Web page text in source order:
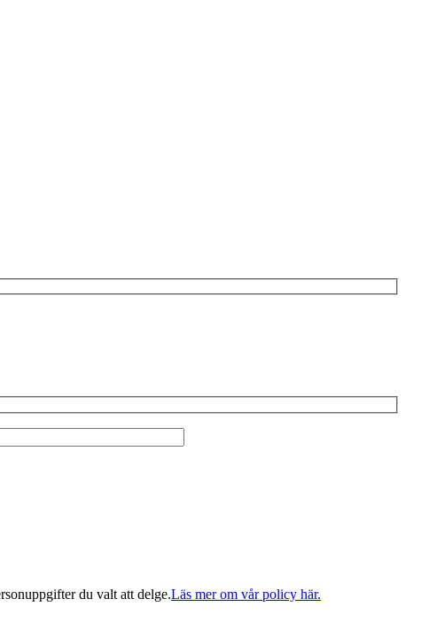
du valt att delge.Läs mer om vår policy här.